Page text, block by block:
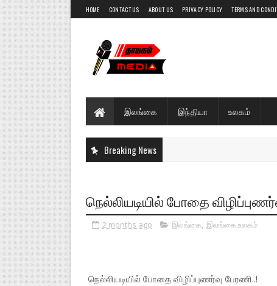
HOME CONTACT US ABOUT US PRIVACY POLICY TERMS AND
இலங்கை இந்தியா உலகம்
Breaking News
நெல்லியடியில் போதை
2 months ago இலங்கை, இலங்கை.உலகம்
நெல்லியடியில் போதை விழிப்புணர்வு பேரணி..!